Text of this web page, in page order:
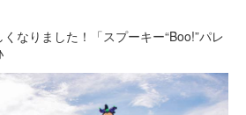
なりました！「スプーキー“Boo!”パレ